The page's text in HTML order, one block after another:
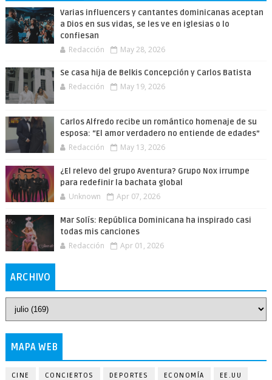
Varias influencers y cantantes dominicanas aceptan
a Dios en sus vidas, se les ve en iglesias o lo
confiesan
Redacción May 28, 2026
Se casa hija de Belkis Concepción y Carlos Batista
Redacción May 19, 2026
Carlos Alfredo recibe un romántico homenaje de su
esposa: “El amor verdadero no entiende de edades”
Redacción May 13, 2026
¿El relevo del grupo Aventura? Grupo Nox irrumpe
para redefinir la bachata global
Unknown Apr 07, 2026
Mar Solís: República Dominicana ha inspirado casi
todas mis canciones
Redacción Apr 01, 2026
ARCHIVO
MAPA WEB
CINE CONCIERTOS DEPORTES ECONOMÍA EE.UU